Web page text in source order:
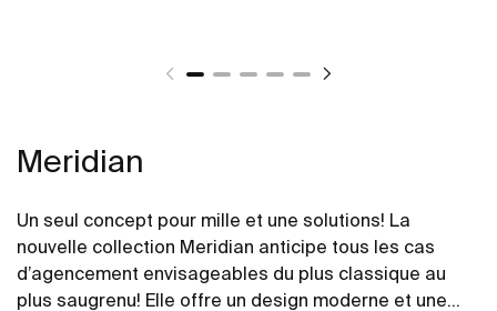
Meridian
Un seul concept pour mille et une solutions! La
nouvelle collection Meridian anticipe tous les cas
d’agencement envisageables du plus classique au
plus saugrenu! Elle offre un design moderne et une